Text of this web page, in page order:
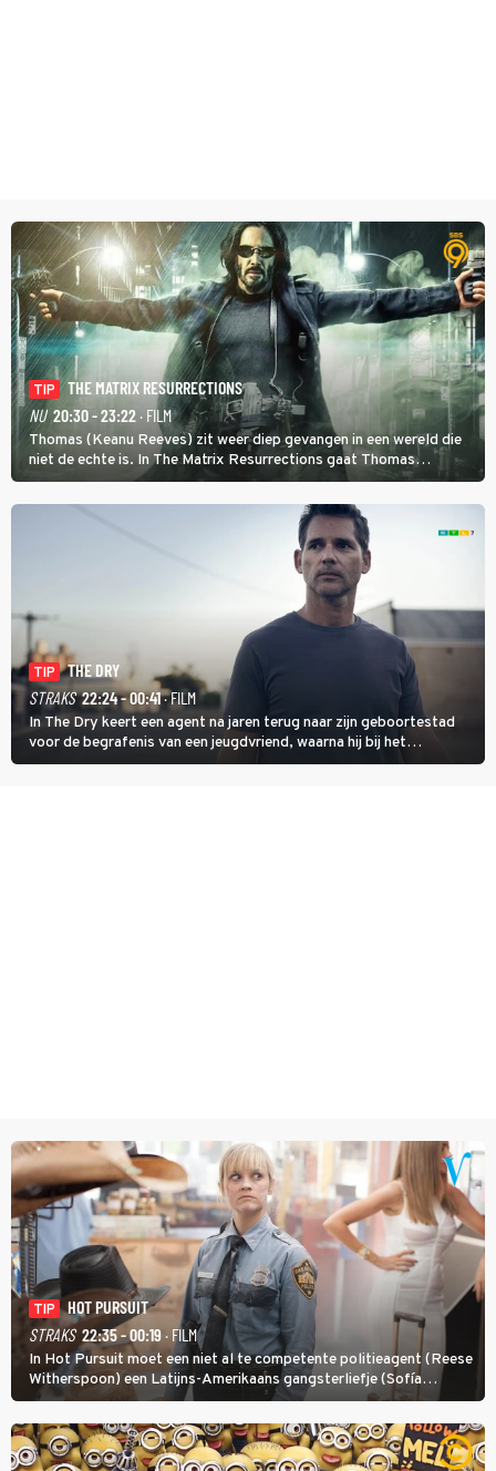
TIP
THE MATRIX RESURRECTIONS
NU 20:30 - 23:22 · FILM
Thomas (Keanu Reeves) zit weer diep gevangen in een wereld die
niet de echte is. In The Matrix Resurrections gaat Thomas
proberen uit deze schijnwereld te ontsnappen.
TIP
THE DRY
STRAKS 22:24 - 00:41· FILM
In The Dry keert een agent na jaren terug naar zijn geboortestad
voor de begrafenis van een jeugdvriend, waarna hij bij het
onderzoeken van diens dood een verband begint te vermoeden
TIP
HOT PURSUIT
STRAKS 22:35 - 00:19 · FILM
In Hot Pursuit moet een niet al te competente politieagent (Reese
Witherspoon) een Latijns-Amerikaans gangsterliefje (Sofía
Vergara) beschermen tegen corrupte agenten en moordlustige
maffiatypes.